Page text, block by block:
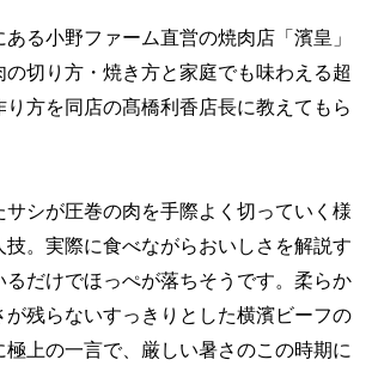
る小野ファーム直営の焼肉店「濱皇」
の切り方・焼き方と家庭でも味わえる超
方を同店の髙橋利香店長に教えてもら
サシが圧巻の肉を手際よく切っていく様
技。実際に食べながらおいしさを解説す
るだけでほっぺが落ちそうです。柔らか
が残らないすっきりとした横濱ビーフの
極上の一言で、厳しい暑さのこの時期に